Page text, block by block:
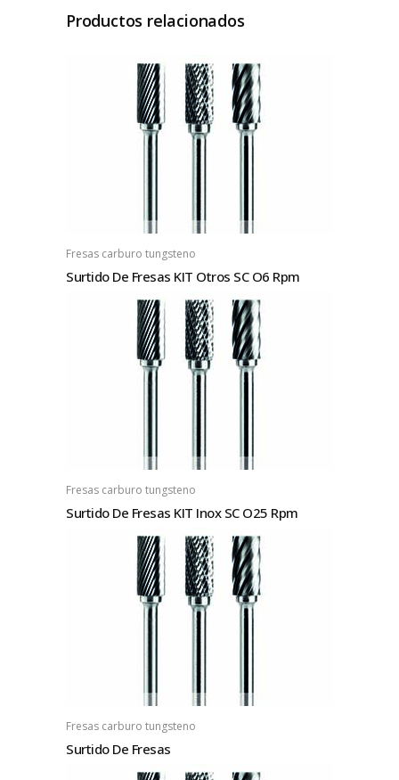
Productos relacionados
Fresas carburo tungsteno
Surtido De Fresas KIT Otros SC O6 Rpm
Fresas carburo tungsteno
Surtido De Fresas KIT Inox SC O25 Rpm
Fresas carburo tungsteno
Surtido De Fresas